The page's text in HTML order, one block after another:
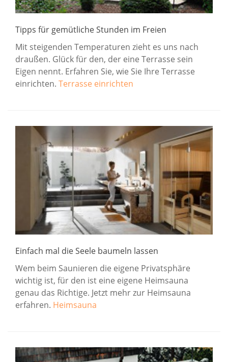
Tipps für gemütliche Stunden im Freien
Mit steigenden Temperaturen zieht es uns nach
draußen. Glück für den, der eine Terrasse sein
Eigen nennt. Erfahren Sie, wie Sie Ihre Terrasse
einrichten. Terrasse einrichten
Einfach mal die Seele baumeln lassen
Wem beim Saunieren die eigene Privatsphäre
wichtig ist, für den ist eine eigene Heimsauna
genau das Richtige. Jetzt mehr zur Heimsauna
erfahren. Heimsauna